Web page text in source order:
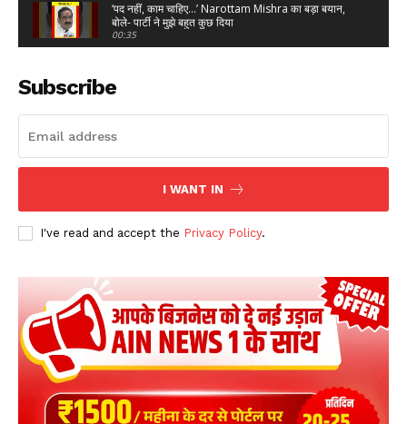
‘पद नहीं, काम चाहिए…’ Narottam Mishra का बड़ा बयान,
बोले- पार्टी ने मुझे बहुत कुछ दिया
00:35
01:56
स्याही फेंके जाने पर क्या बोलीं नेहा ?
पप्पू यादव पर हमले का प्रयास करने वाले का हुआ भव्य स्वागत
Yogi Adityanath : "आओ बच्चू, मैं तुम्हें दंगा कराना सिखा
देता हूं..."
₹2000 से ज्यादा UPI Payment पर लगेगा Charge? नया
Bill पास, जानिए आपके पैसे पर क्या असर!
05:05
Meerut: ‘सोनू’ बनकर रोटी बना रहा था मोबीन? कांवड़ियों के
बीच मचा बवाल, सचिन सिरोही ने खोली पोल
‘कुछ लोग जीवनभर बच्चे रहते हैं…’ CM Yogi का Akhilesh
पर बड़ा तंज! Lucknow से सियासी प्रहार
02:57
Subscribe
I WANT IN
I've read and accept the Privacy Policy.